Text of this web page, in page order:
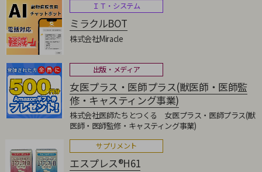
ＩＴ・システム
ミラクルBOT
株式会社Miracle
出版・メディア
女医プラス・医師プラス(獣医師・医師監
修・キャスティング事業)
株式会社医師たちとつくる 女医プラス・医師プラス(獣
医師・医師監修・キャスティング事業)
サプリメント
エスプレス®H61